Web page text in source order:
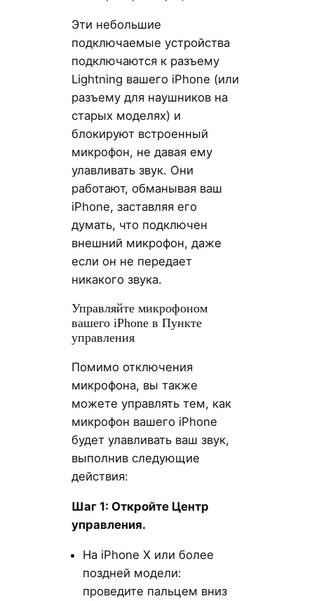
Эти небольшие
подключаемые устройства
подключаются к разъему
Lightning вашего iPhone (или
разъему для наушников на
старых моделях) и
блокируют встроенный
микрофон, не давая ему
улавливать звук. Они
работают, обманывая ваш
iPhone, заставляя его
думать, что подключен
внешний микрофон, даже
если он не передает
никакого звука.
Управляйте микрофоном
вашего iPhone в Пункте
управления
Помимо отключения
микрофона, вы также
можете управлять тем, как
микрофон вашего iPhone
будет улавливать ваш звук,
выполнив следующие
действия:
Шаг 1: Откройте Центр
управления.
На iPhone X или более
поздней модели:
проведите пальцем вниз